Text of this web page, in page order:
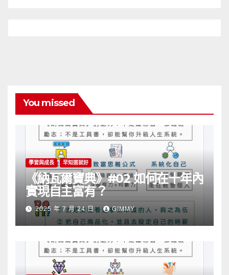
You missed
學習與成長 早知道就好
《納瓦爾寶典》#02 如何在十年內
實現自主富有？
2025 年 7 月 24 日 GIMMY